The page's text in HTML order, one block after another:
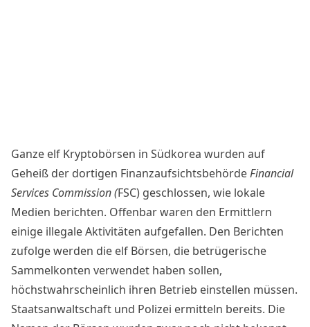
Ganze elf Kryptobörsen in Südkorea wurden auf
Geheiß der dortigen FinanzaufsichtsbehördeFinancial
Services Commission (FSC) geschlossen, wie lokale
Medien berichten. Offenbar waren den Ermittlern
einige illegale Aktivitäten aufgefallen. Den Berichten
zufolge werden die elf Börsen, die betrügerische
Sammelkonten verwendet haben sollen,
höchstwahrscheinlich ihren Betrieb einstellen müssen.
Staatsanwaltschaft und Polizei ermitteln bereits. Die